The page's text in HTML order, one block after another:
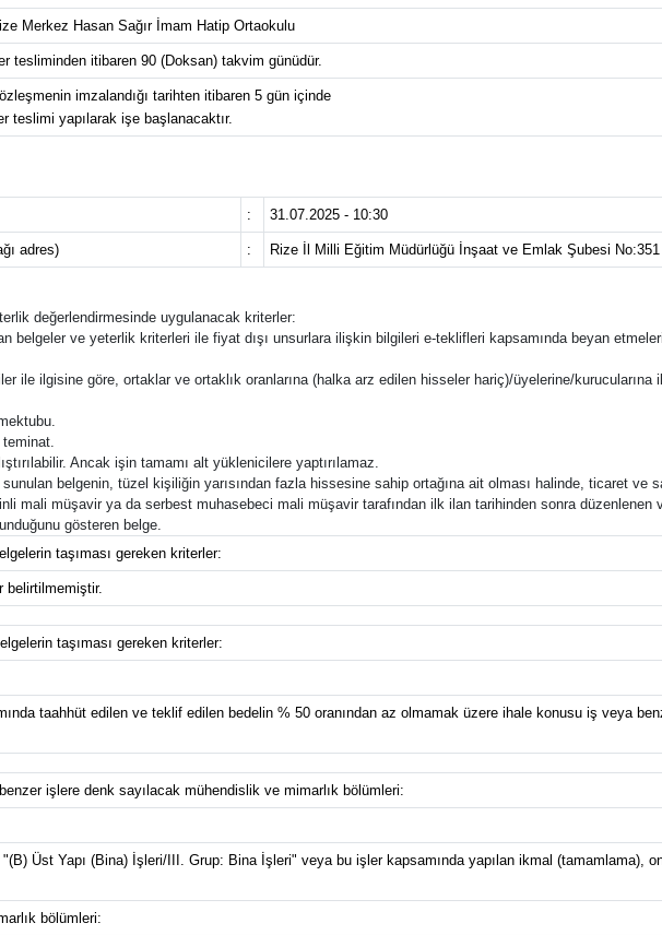
Merkez Hasan Sağır İmam Hatip Ortaokulu
tesliminden itibaren 90 (Doksan) takvim günüdür.
imzalandığı tarihten itibaren 5 gün içinde
teslimi yapılarak işe başlanacaktır.
: 31.07.2025 - 10:30
adres) : Rize İl Milli Eğitim Müdürlüğü İnşaat ve Emlak Şubesi No:351
değerlendirmesinde uygulanacak kriterler:
belgeler ve yeterlik kriterleri ile fiyat dışı unsurlara ilişkin bilgileri e-teklifleri kapsamında beyan
ile ilgisine göre, ortaklar ve ortaklık oranlarına (halka arz edilen hisseler hariç)/üyelerine/kurucularına
Ancak işin tamamı alt yüklenicilere yaptırılamaz.
belgenin, tüzel kişiliğin yarısından fazla hissesine sahip ortağına ait olması halinde, ticaret ve
mali müşavir ya da serbest muhasebeci mali müşavir tarafından ilk ilan tarihinden sonra düzenlenen
gösteren belge.
taşıması gereken kriterler:
belirtilmemiştir.
taşıması gereken kriterler:
taahhüt edilen ve teklif edilen bedelin % 50 oranından az olmamak üzere ihale konusu iş veya
işlere denk sayılacak mühendislik ve mimarlık bölümleri:
Üst Yapı (Bina) İşleri/III. Grup: Bina İşleri" veya bu işler kapsamında yapılan ikmal (tamamlama),
bölümleri: